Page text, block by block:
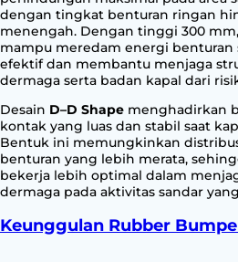
u
a
n
t
t
y
dengan tingkat benturan ringan
menengah. Dengan tinggi 300
mampu meredam energi benturan
efektif dan membantu menjaga
dermaga serta badan kapal dari
Desain D–D Shape menghadirkan
kontak yang luas dan stabil saat
Bentuk ini memungkinkan
benturan yang lebih merata,
bekerja lebih optimal dalam
dermaga pada aktivitas sandar
Keunggulan Rubber